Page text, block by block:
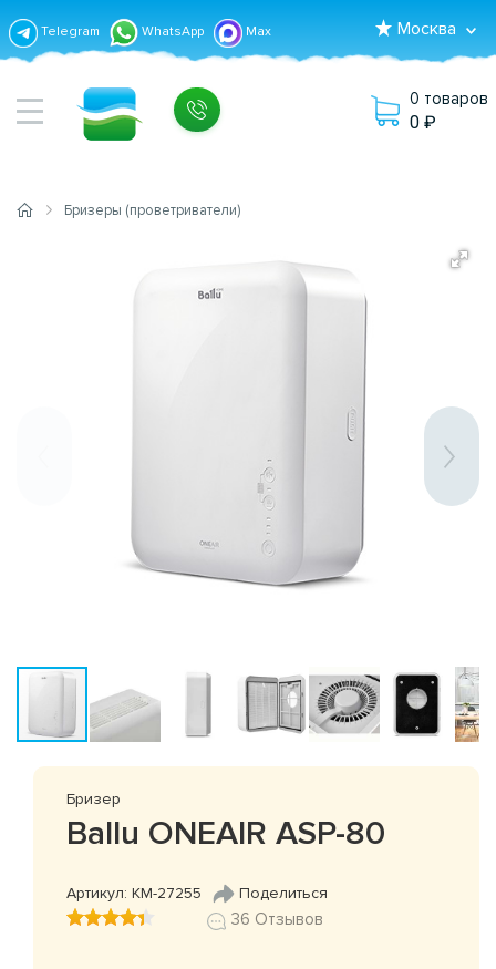
Telegram WhatsApp Max Москва
0 товаров
0
Бризеры (проветриватели)
Бризер
Ballu ONEAIR ASP-80
Артикул: КМ-27255 Поделиться
36 Отзывов